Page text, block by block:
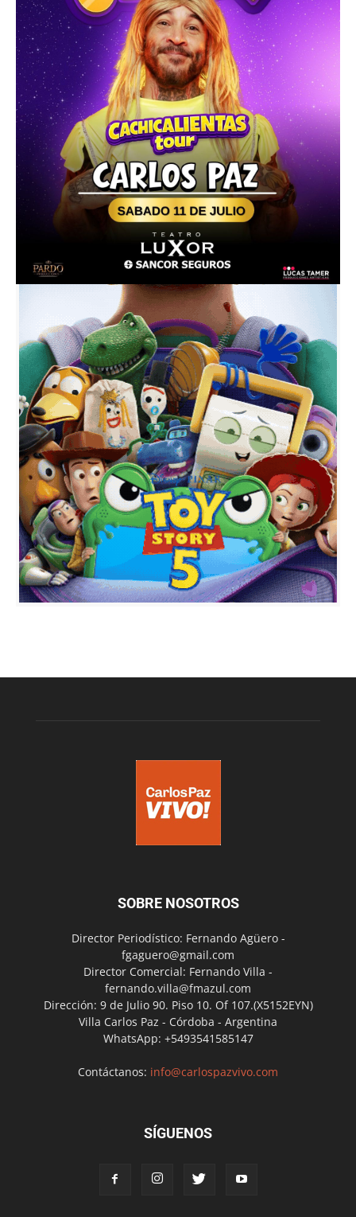
SOBRE NOSOTROS
Director Periodístico: Fernando Agüero -
fgaguero@gmail.com
Director Comercial: Fernando Villa -
fernando.villa@fmazul.com
Dirección: 9 de Julio 90. Piso 10. Of 107.(X5152EYN)
Villa Carlos Paz - Córdoba - Argentina
WhatsApp: +5493541585147
Contáctanos: info@carlospazvivo.com
SÍGUENOS